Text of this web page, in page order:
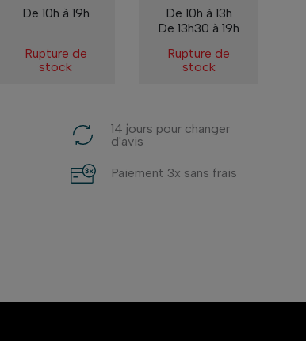
De 10h à 19h
Rupture de
stock
De 10h à 13h
De 13h30 à 19h
Rupture de
stock
14 jours pour changer
d'avis
Paiement 3x sans frais